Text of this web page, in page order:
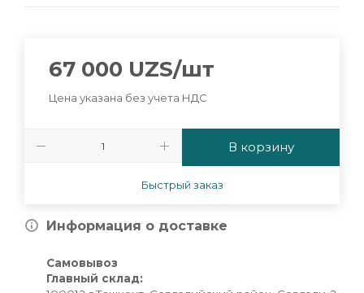
67 000 UZS/шт
Цена указана без учета НДС
В корзину
Быстрый заказ
Информация о доставке
Самовывоз
Главный склад: